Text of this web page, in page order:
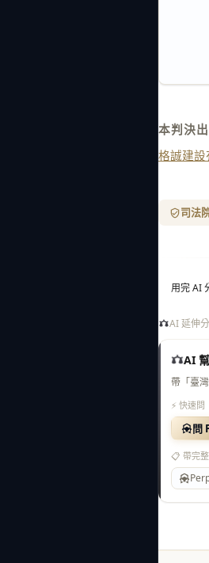
本判決
格誠建
司法
用完 AI
AI 延伸
AI
帶「臺
⚡ 快速問
問
📋 帶完